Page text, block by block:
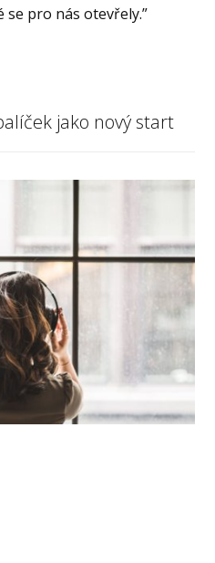
se pro nás otevřely.”
jako nový start